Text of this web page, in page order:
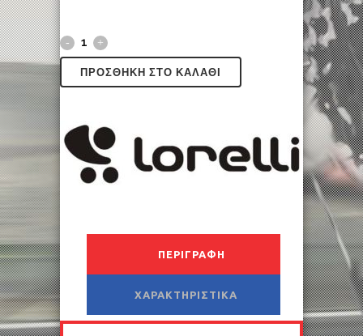
ΠΡΟΣΘΉΚΗ ΣΤΟ ΚΑΛΆΘΙ
ΠΕΡΙΓΡΑΦΉ
ΧΑΡΑΚΤΗΡΙΣΤΙΚΆ